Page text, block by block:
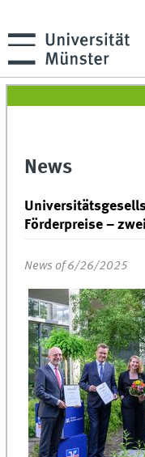
News
Förderpreise –
News of 6/26/2025